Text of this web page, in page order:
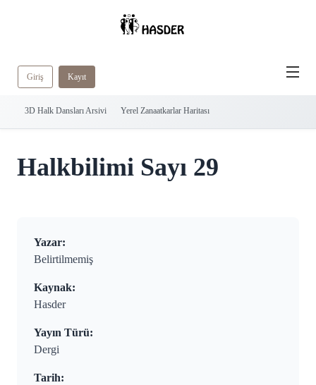
Giriş Kayıt
3D Halk Dansları Arsivi Yerel Zanaatkarlar Haritası
Halkbilimi Sayı 29
Yazar:
Belirtilmemiş
Kaynak:
Hasder
Yayın Türü:
Dergi
Tarih: